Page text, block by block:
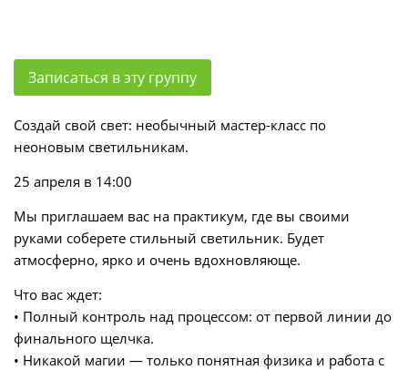
Записаться в эту группу
Создай свой свет: необычный мастер-класс по
неоновым светильникам.
25 апреля в 14:00
Мы приглашаем вас на практикум, где вы своими
руками соберете стильный светильник. Будет
атмосферно, ярко и очень вдохновляюще.
Что вас ждет:
• Полный контроль над процессом: от первой линии до
финального щелчка.
• Никакой магии — только понятная физика и работа с